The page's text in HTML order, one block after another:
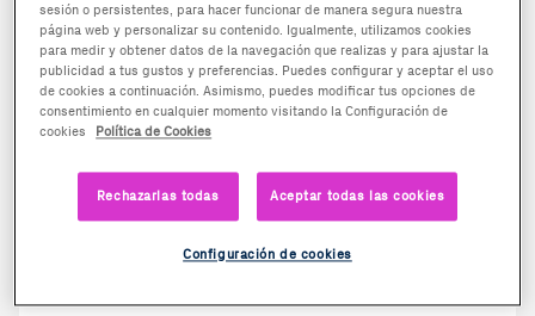
sesión o persistentes, para hacer funcionar de manera segura nuestra
página web y personalizar su contenido. Igualmente, utilizamos cookies
para medir y obtener datos de la navegación que realizas y para ajustar la
publicidad a tus gustos y preferencias. Puedes configurar y aceptar el uso
de cookies a continuación. Asimismo, puedes modificar tus opciones de
consentimiento en cualquier momento visitando la Configuración de
cookies
Política de Cookies
Rechazarlas todas Aceptar todas las cookies
Configuración de cookies